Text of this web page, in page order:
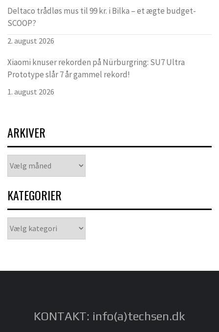
Deltaco trådløs mus til 99 kr. i Bilka – et ægte budget-
SCOOP?
2. august 2026
Xiaomi knuser rekorden på Nürburgring: SU7 Ultra
Prototype slår 7 år gammel rekord!
1. august 2026
ARKIVER
KATEGORIER
KONTAKT: info(a)techsen.dk